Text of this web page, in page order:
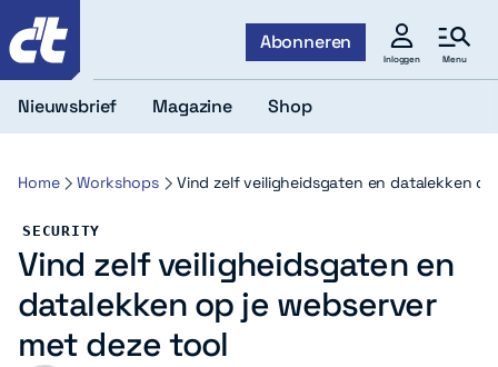
Abonneren
Inloggen Menu
Nieuwsbrief Magazine Shop
Home Workshops Vind zelf veiligheidsgaten en datalekken
SECURITY
Vind zelf veiligheidsgaten en
datalekken op je webserver
met deze tool